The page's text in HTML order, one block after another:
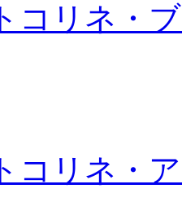
コリネ・
コリネ・